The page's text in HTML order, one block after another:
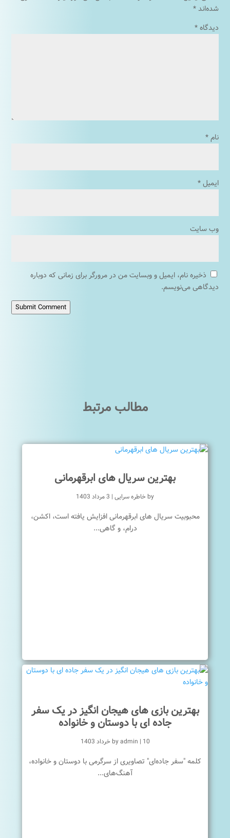
شده‌اند*
دیدگاه*
نام*
ایمیل*
وب‌ سایت
ذخیره نام، ایمیل و وبسایت من در مرورگر برای زمانی که دوباره
دیدگاهی می‌نویسم.
Submit Comment
مطالب مرتبط
بهترین سریال های ابرقهرمانی
byخاطره سرایی | 3 مرداد 1403
محبوبیت سریال های ابرقهرمانی افزایش یافته است، اکشن،
درام، و گاهی...
بهترین بازی های هیجان انگیز در یک سفر
جاده ای با دوستان و خانواده
byadmin | 10 خرداد 1403
کلمه "سفر جاده‌ای" تصاویری از سرگرمی با دوستان و خانواده،
آهنگ‌های...